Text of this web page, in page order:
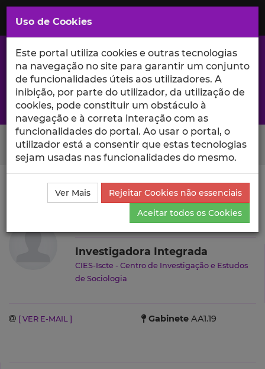
Saltar
para
Conteúdo
Principal
A excelência da investigação e ciência no Iscte
Search Button
Ciência_Iscte Autores Dora Rebelo
Atividades
Dora Rebelo
Investigadora Integrada
CIES-Iscte - Centro de Investigação e Estudos
de Sociologia
[ VER E-MAIL ] Gabinete AA1.19
Uso de Cookies
Este portal utiliza cookies e outras tecnologias
na navegação no site para garantir um conjunto
de funcionalidades úteis aos utilizadores. A
inibição, por parte do utilizador, da utilização de
cookies, pode constituir um obstáculo à
navegação e à correta interação com as
funcionalidades do portal. Ao usar o portal, o
utilizador está a consentir que estas tecnologias
sejam usadas nas funcionalidades do mesmo.
Ver Mais
Rejeitar Cookies não essenciais
Aceitar todos os Cookies